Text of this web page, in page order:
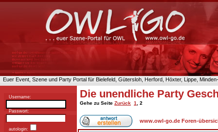
Euer Event, Szene und Party Portal für Bielefeld, Gütersloh, Herford, Höxter, Lippe,
Username:
Passwort:
autologin:
Die unendliche Party
Gehe zu Seite Zurück 1 2
www.owl-go.de Foren-